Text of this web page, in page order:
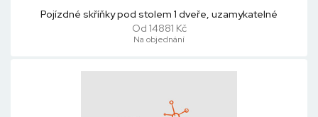
Pojízdné skříňky pod stolem 1 dveře, uzamykatelné
Od 14881 Kč
Na objednání